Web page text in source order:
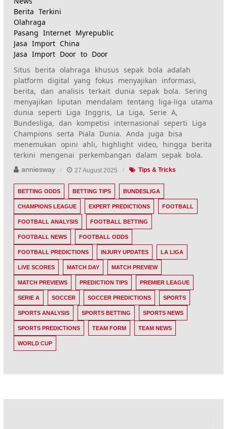
Berita Terkini
Olahraga
Pasang Internet Myrepublic
Jasa Import China
Jasa Import Door to Door
Situs berita olahraga khusus sepak bola adalah
platform digital yang fokus menyajikan informasi,
berita, dan analisis terkait dunia sepak bola. Sering
menyajikan liputan mendalam tentang liga-liga utama
dunia seperti Liga Inggris, La Liga, Serie A,
Bundesliga, dan kompetisi internasional seperti Liga
Champions serta Piala Dunia. Anda juga bisa
menemukan opini ahli, highlight video, hingga berita
terkini mengenai perkembangan dalam sepak bola.
anniesway 27 August 2025 Tips & Tricks
BETTING ODDS BETTING TIPS BUNDESLIGA
CHAMPIONS LEAGUE EXPERT PREDICTIONS FOOTBALL
FOOTBALL ANALYSIS FOOTBALL BETTING
FOOTBALL NEWS FOOTBALL ODDS
FOOTBALL PREDICTIONS INJURY UPDATES LA LIGA
LIVE SCORES MATCH DAY MATCH PREVIEW
MATCH PREVIEWS PREDICTION TIPS PREMIER LEAGUE
SERIE A SOCCER SOCCER PREDICTIONS SPORTS
SPORTS ANALYSIS SPORTS BETTING SPORTS NEWS
SPORTS PREDICTIONS TEAM FORM TEAM NEWS
WORLD CUP